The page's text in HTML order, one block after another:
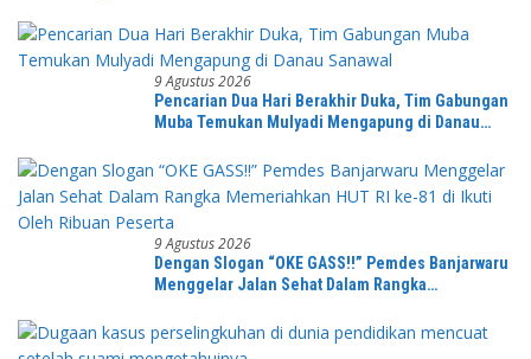
9 Agustus 2026
Pencarian Dua Hari Berakhir Duka, Tim Gabungan
Muba Temukan Mulyadi Mengapung di Danau
9 Agustus 2026
Dengan Slogan “OKE GASS!!” Pemdes Banjarwaru
Menggelar Jalan Sehat Dalam Rangka
Peserta